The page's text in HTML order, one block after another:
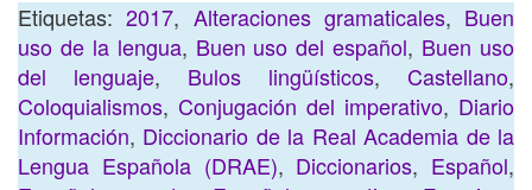
Etiquetas:2017, Alteraciones gramaticales, Buen
uso de la lengua, Buen uso del español, Buen uso
del lenguaje, Bulos lingüísticos, Castellano,
Coloquialismos, Conjugación del imperativo, Diario
Información, Diccionario de la Real Academia de la
Lengua Española (DRAE), Diccionarios, Español,